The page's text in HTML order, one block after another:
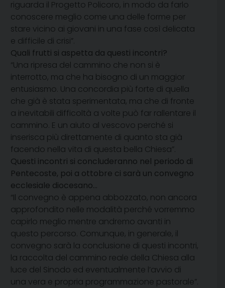
riguarda il Progetto Policoro, in modo da farlo
conoscere meglio come una delle forme per
stare vicino ai giovani in una fase così delicata
e difficile di crisi”.
Quali frutti si aspetta da questi incontri?
“Una ripresa del cammino che non si è
interrotto, ma che ha bisogno di un maggior
entusiasmo. Una concordia più forte di quella
che già è stata sperimentata, ma che di fronte
a inevitabili difficoltà a volte può far rallentare il
cammino. E un aiuto al vescovo perché si
inserisca più direttamente di quanto sta già
facendo nella vita di questa bella Chiesa”.
Questi incontri si concluderanno nel periodo di
Pentecoste, poi a ottobre ci sarà un convegno
ecclesiale diocesano…
“Il convegno è appena abbozzato, non ancora
approfondito nelle modalità perché vorremmo
capirlo meglio mentre andremo avanti in
questo percorso. Comunque, in generale, il
convegno sarà la conclusione di questi incontri,
la raccolta del cammino reale della Chiesa alla
luce del Sinodo ed eventualmente l’avvio di
una vera e propria programmazione pastorale”.